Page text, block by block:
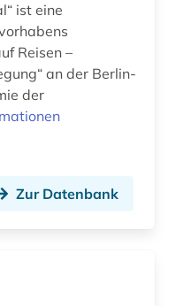
ist eine
Reisen –
an der Berlin-
der
Zur Datenbank